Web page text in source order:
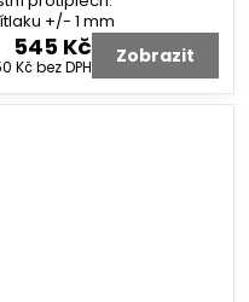
+/- 1 mm
545 Kč
Kčbez DPH Zobrazit